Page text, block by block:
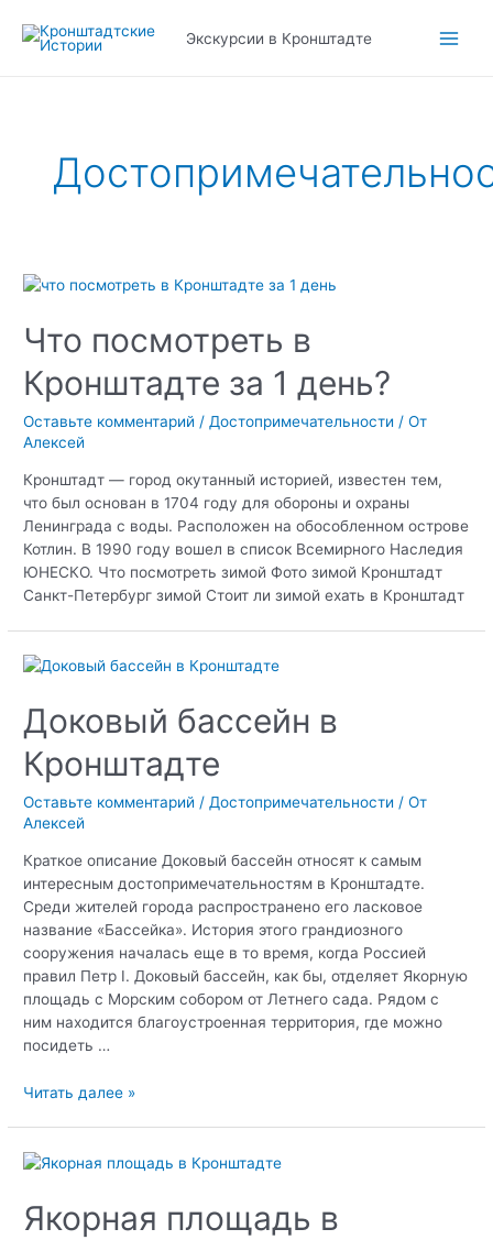
содержимому
Экскурсии в Кронштадте
Что посмотреть в
Кронштадте за 1 день?
Оставьте комментарий /Достопримечательности / От
Алексей
Кронштадт — город окутанный историей, известен тем,
что был основан в 1704 году для обороны и охраны
Ленинграда с воды. Расположен на обособленном острове
Котлин. В 1990 году вошел в список Всемирного Наследия
ЮНЕСКО. Что посмотреть зимой Фото зимой Кронштадт
Санкт-Петербург зимой Стоит ли зимой ехать в Кронштадт
Доковый бассейн в
Кронштадте
Оставьте комментарий /Достопримечательности / От
Алексей
Краткое описание Доковый бассейн относят к самым
интересным достопримечательностям в Кронштадте.
Среди жителей города распространено его ласковое
название «Бассейка». История этого грандиозного
сооружения началась еще в то время, когда Россией
правил Петр I. Доковый бассейн, как бы, отделяет Якорную
площадь с Морским собором от Летнего сада. Рядом с
ним находится благоустроенная территория, где можно
посидеть …
Доковый
Кронштадте
Читать далее »
Якорная площадь в